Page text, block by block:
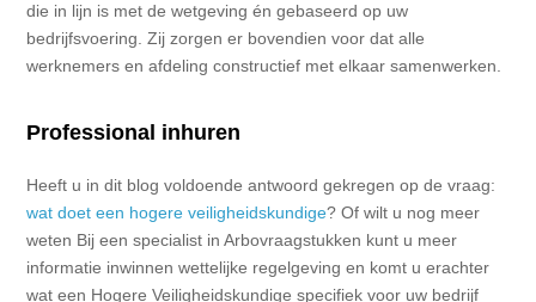
die in lijn is met de wetgeving én gebaseerd op uw
bedrijfsvoering. Zij zorgen er bovendien voor dat alle
werknemers en afdeling constructief met elkaar samenwerken.
Professional inhuren
Heeft u in dit blog voldoende antwoord gekregen op de vraag:
wat doet een hogere veiligheidskundige? Of wilt u nog meer
weten Bij een specialist in Arbovraagstukken kunt u meer
informatie inwinnen wettelijke regelgeving en komt u erachter
wat een Hogere Veiligheidskundige specifiek voor uw bedrijf